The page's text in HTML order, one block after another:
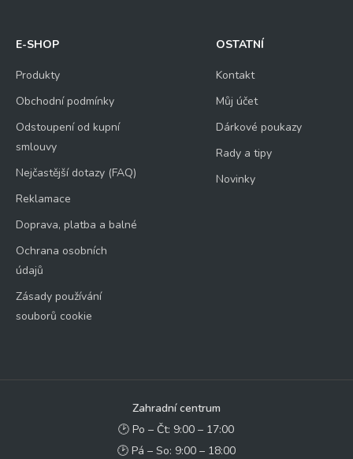
E-SHOP
Produkty
Obchodní podmínky
Odstoupení od kupní
smlouvy
Nejčastější dotazy (FAQ)
Reklamace
Doprava, platba a balné
Ochrana osobních
údajů
Zásady používání
souborů cookie
OSTATNÍ
Kontakt
Můj účet
Dárkové poukazy
Rady a tipy
Novinky
Zahradní centrum
🕑 Po – Čt: 9:00 – 17:00
🕑 Pá – So: 9:00 – 18:00